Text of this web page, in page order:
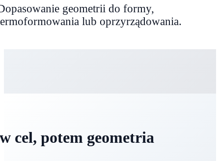
geometrii do formy,
lub oprzyrządowania.
cel, potem geometria